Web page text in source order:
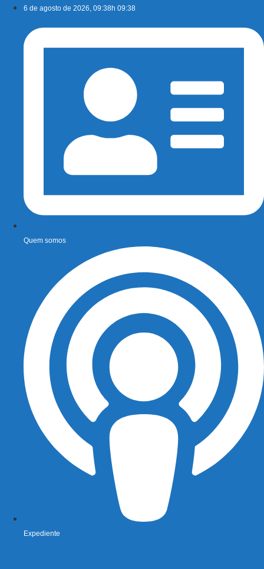
conteúdo
6 de agosto de 2026, 09:38h 09:38
Quem somos
Expediente